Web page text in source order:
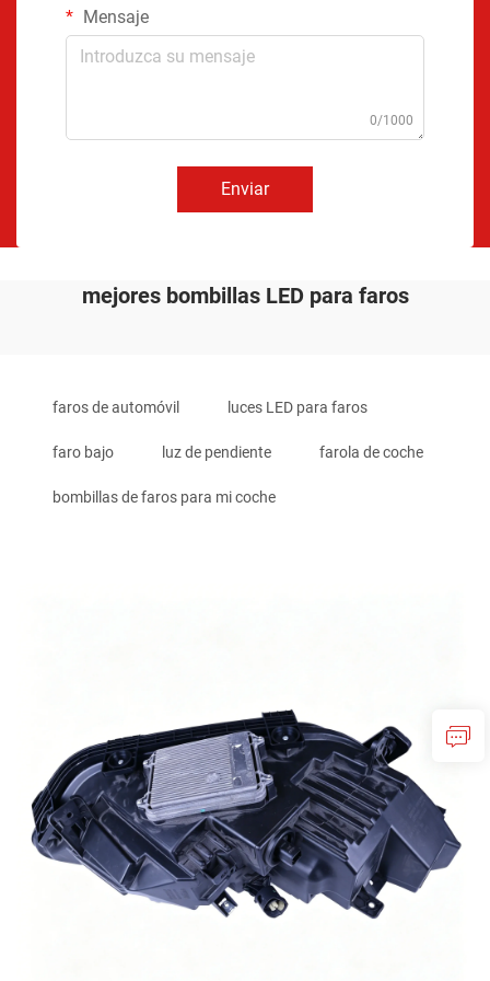
Mensaje
0/1000
Enviar
mejores bombillas LED para faros
faros de automóvil luces LED para faros
faro bajo luz de pendiente farola de coche
bombillas de faros para mi coche